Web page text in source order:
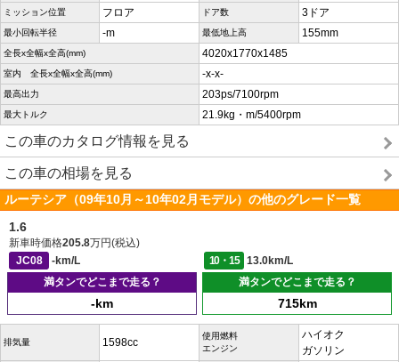
ミッション位置 フロア ドア数 3ドア
最小回転半径 -m 最低地上高 155mm
全長x全幅x全高(mm) 4020x1770x1485
室内 全長x全幅x全高(mm) -x-x-
最高出力 203ps/7100rpm
最大トルク 21.9kg・m/5400rpm
この車のカタログ情報を見る
この車の相場を見る
ルーテシア（09年10月～10年02月モデル）の他のグレード一覧
1.6
新車時価格205.8万円(税込)
JC08
-km/L 10・15
13.0km/L
満タンでどこまで走る？
-km
満タンでどこまで走る？
715km
排気量 1598cc
使用燃料
エンジン
ハイオク
ガソリン